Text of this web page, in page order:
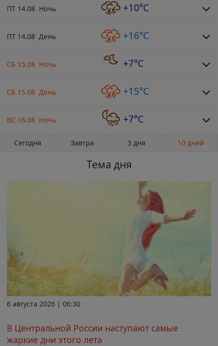
ПТ 14.08 Ночь +10°C
ПТ 14.08 День +16°C
СБ 15.08 Ночь +7°C
СБ 15.08 День +15°C
ВС 16.08 Ночь +7°C
Сегодня Завтра 3 дня 10 дней
Тема дня
6 августа 2026 | 06:30
В Центральной России наступают самые
жаркие дни этого лета